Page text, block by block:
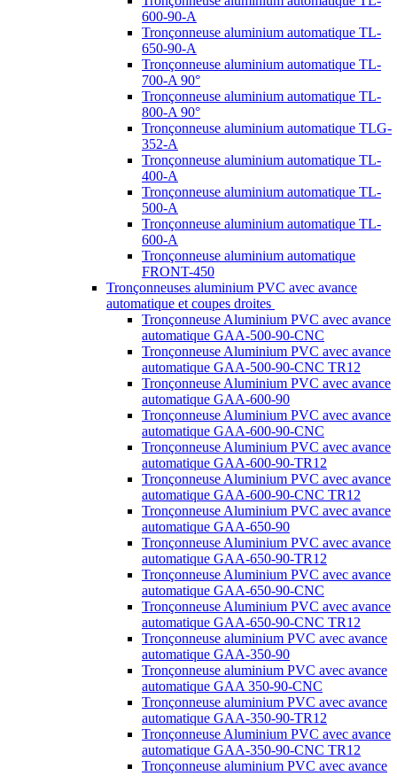
600-90-A
Tronçonneuse aluminium automatique TL-
650-90-A
Tronçonneuse aluminium automatique TL-
700-A 90°
Tronçonneuse aluminium automatique TL-
800-A 90°
Tronçonneuse aluminium automatique TLG-
352-A
Tronçonneuse aluminium automatique TL-
400-A
Tronçonneuse aluminium automatique TL-
500-A
Tronçonneuse aluminium automatique TL-
600-A
Tronçonneuse aluminium automatique
FRONT-450
Tronçonneuses aluminium PVC avec avance
automatique et coupes droites
Tronçonneuse Aluminium PVC avec avance
automatique GAA-500-90-CNC
Tronçonneuse Aluminium PVC avec avance
automatique GAA-500-90-CNC TR12
Tronçonneuse Aluminium PVC avec avance
automatique GAA-600-90
Tronçonneuse Aluminium PVC avec avance
automatique GAA-600-90-CNC
Tronçonneuse Aluminium PVC avec avance
automatique GAA-600-90-TR12
Tronçonneuse Aluminium PVC avec avance
automatique GAA-600-90-CNC TR12
Tronçonneuse Aluminium PVC avec avance
automatique GAA-650-90
Tronçonneuse Aluminium PVC avec avance
automatique GAA-650-90-TR12
Tronçonneuse Aluminium PVC avec avance
automatique GAA-650-90-CNC
Tronçonneuse Aluminium PVC avec avance
automatique GAA-650-90-CNC TR12
Tronçonneuse aluminium PVC avec avance
automatique GAA-350-90
Tronçonneuse aluminium PVC avec avance
automatique GAA 350-90-CNC
Tronçonneuse aluminium PVC avec avance
automatique GAA-350-90-TR12
Tronçonneuse Aluminium PVC avec avance
automatique GAA-350-90-CNC TR12
Tronçonneuse aluminium PVC avec avance